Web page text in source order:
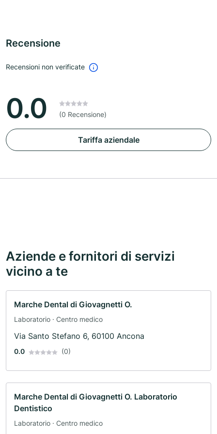
Recensione
Recensioni non verificate
0.0 (0 Recensione)
Tariffa aziendale
Aziende e fornitori di servizi
vicino a te
Marche Dental di Giovagnetti O.
Laboratorio · Centro medico
Via Santo Stefano 6, 60100 Ancona
0.0 (0)
Marche Dental di Giovagnetti O. Laboratorio
Dentistico
Laboratorio · Centro medico